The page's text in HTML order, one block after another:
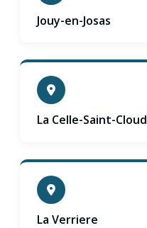
Jouy-en-Josas
La Celle-Saint-Cloud
La Verriere